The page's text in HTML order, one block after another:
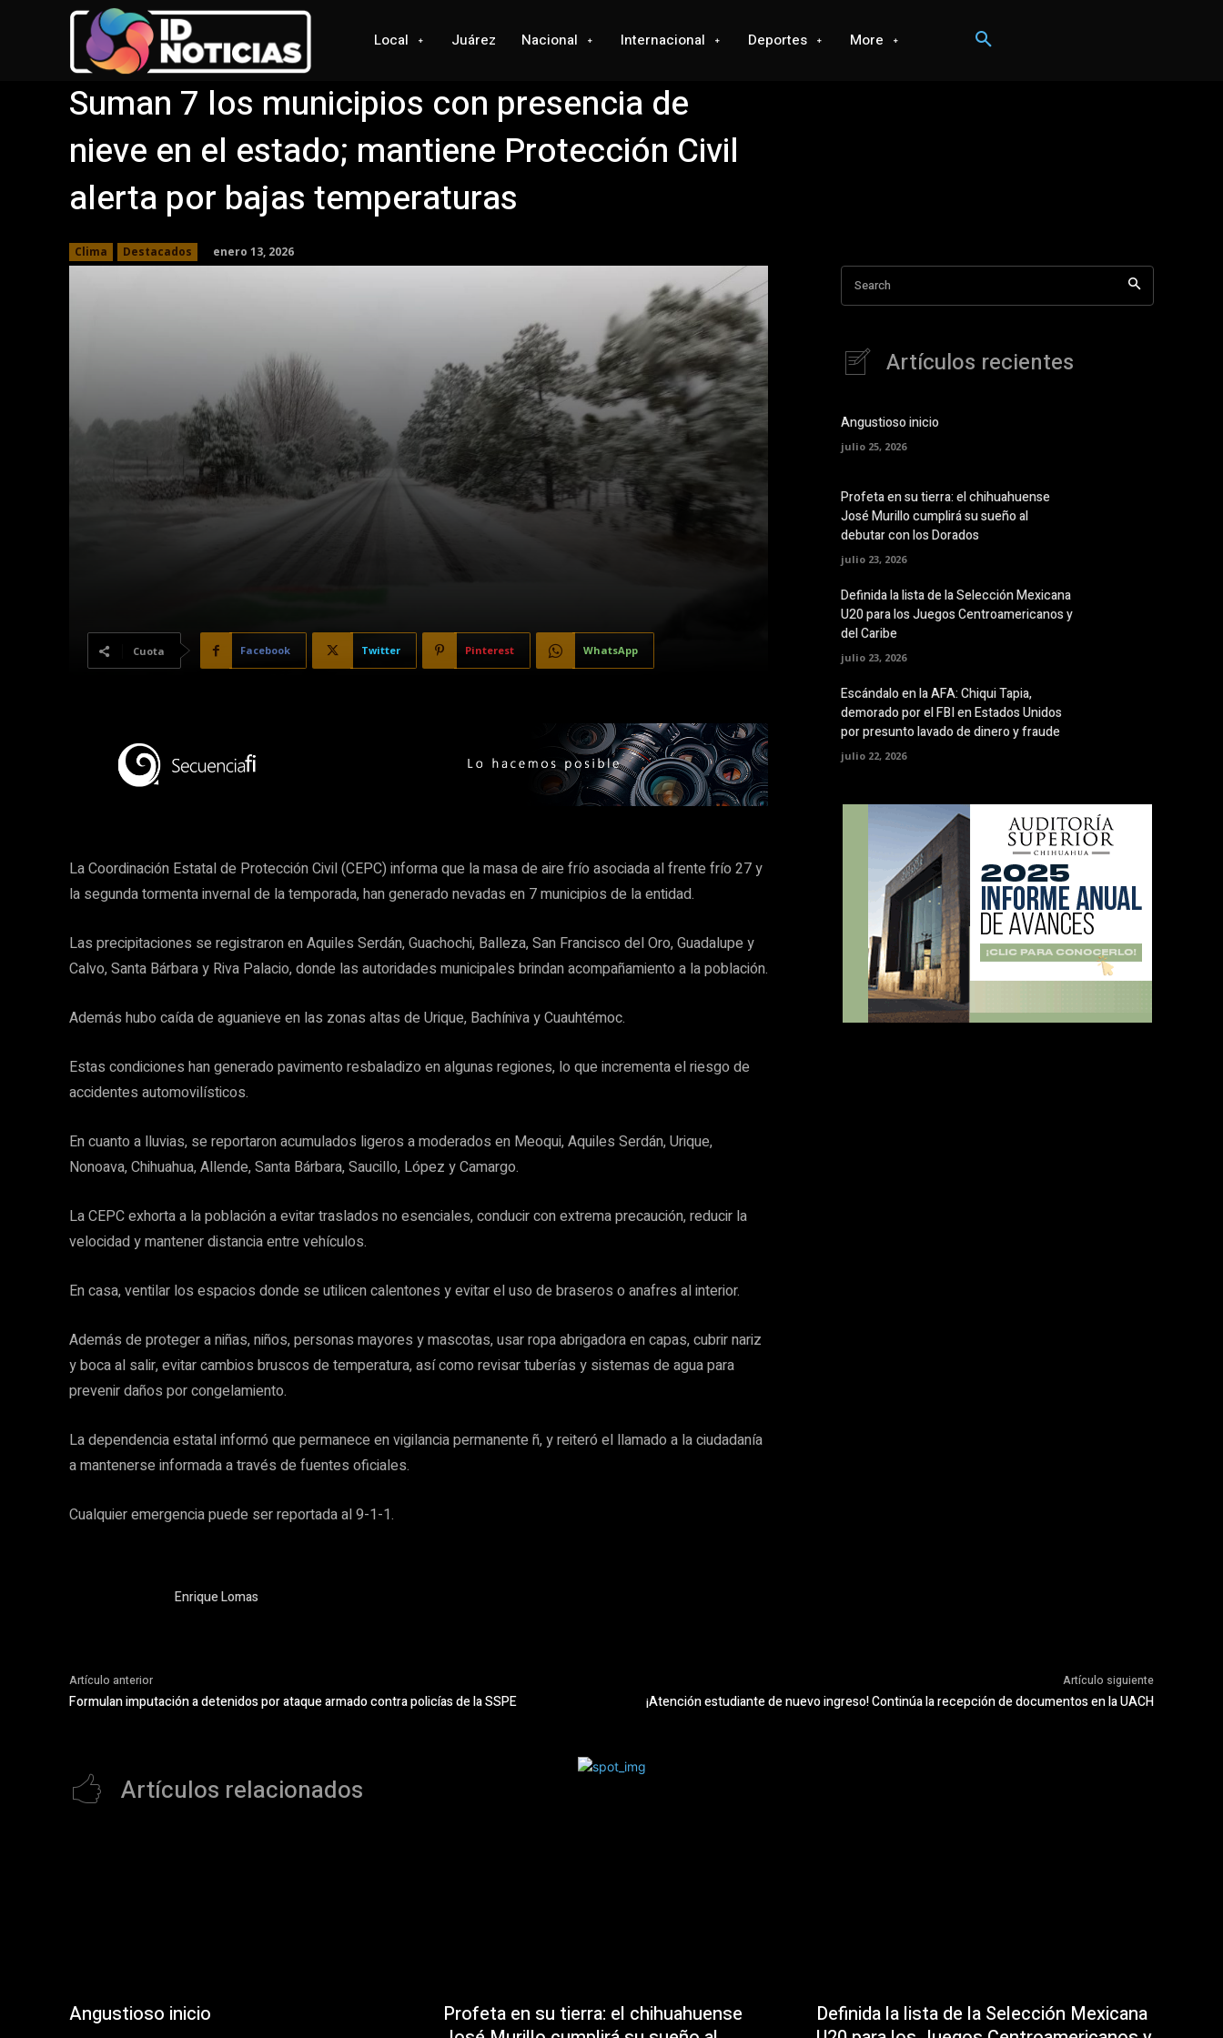
Local Juárez Nacional Internacional Deportes More
Suman 7 los municipios con presencia de
nieve en el estado; mantiene Protección Civil
alerta por bajas temperaturas
Clima Destacados enero 13, 2026
Cuota Facebook Twitter Pinterest WhatsApp
La Coordinación Estatal de Protección Civil (CEPC) informa que la masa de aire frío asociada al frente frío 27 y
la segunda tormenta invernal de la temporada, han generado nevadas en 7 municipios de la entidad.
Las precipitaciones se registraron en Aquiles Serdán, Guachochi, Balleza, San Francisco del Oro, Guadalupe y
Calvo, Santa Bárbara y Riva Palacio, donde las autoridades municipales brindan acompañamiento a la población.
Además hubo caída de aguanieve en las zonas altas de Urique, Bachíniva y Cuauhtémoc.
Estas condiciones han generado pavimento resbaladizo en algunas regiones, lo que incrementa el riesgo de
accidentes automovilísticos.
En cuanto a lluvias, se reportaron acumulados ligeros a moderados en Meoqui, Aquiles Serdán, Urique,
Nonoava, Chihuahua, Allende, Santa Bárbara, Saucillo, López y Camargo.
La CEPC exhorta a la población a evitar traslados no esenciales, conducir con extrema precaución, reducir la
velocidad y mantener distancia entre vehículos.
En casa, ventilar los espacios donde se utilicen calentones y evitar el uso de braseros o anafres al interior.
Además de proteger a niñas, niños, personas mayores y mascotas, usar ropa abrigadora en capas, cubrir nariz
y boca al salir, evitar cambios bruscos de temperatura, así como revisar tuberías y sistemas de agua para
prevenir daños por congelamiento.
La dependencia estatal informó que permanece en vigilancia permanente ñ, y reiteró el llamado a la ciudadanía
a mantenerse informada a través de fuentes oficiales.
Cualquier emergencia puede ser reportada al 9-1-1.
Enrique Lomas
Search
Artículos recientes
Angustioso inicio
julio 25, 2026
Profeta en su tierra: el chihuahuense
José Murillo cumplirá su sueño al
debutar con los Dorados
julio 23, 2026
Definida la lista de la Selección Mexicana
U20 para los Juegos Centroamericanos y
del Caribe
julio 23, 2026
Escándalo en la AFA: Chiqui Tapia,
demorado por el FBI en Estados Unidos
por presunto lavado de dinero y fraude
julio 22, 2026
Artículo anterior
Formulan imputación a detenidos por ataque armado contra policías de la SSPE
Artículo siguiente
¡Atención estudiante de nuevo ingreso! Continúa la recepción de documentos en la UACH
Artículos relacionados
Angustioso inicio
Profeta en su tierra: el chihuahuense
Definida la lista de la Selección Mexicana